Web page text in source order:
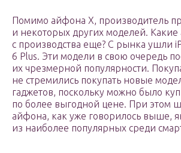
Помимо айфона X, производитель
и некоторых других моделей.
с производства еще? С рынка ушли
6 Plus. Эти модели в свою очередь
их чрезмерной популярности.
не стремились покупать новые
гаджетов, поскольку можно было
по более выгодной цене. При этом
айфона, как уже говорилось выше,
из наиболее популярных среди